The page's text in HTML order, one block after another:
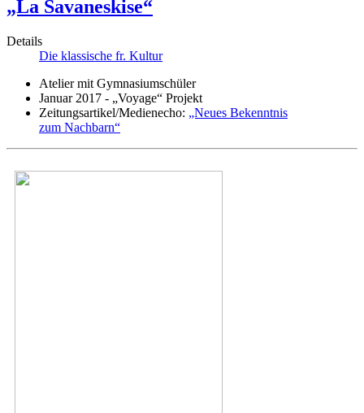
„La Savaneskise“
Details
Die klassische fr. Kultur
Atelier mit Gymnasiumschüler
Januar 2017 - „Voyage“ Projekt
Zeitungsartikel/Medienecho: „Neues Bekenntnis
zum Nachbarn“